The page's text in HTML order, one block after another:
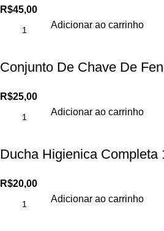
R$45,00
Adicionar ao carrinho
Conjunto De Chave De
R$25,00
Adicionar ao carrinho
Ducha Higienica
R$20,00
Adicionar ao carrinho